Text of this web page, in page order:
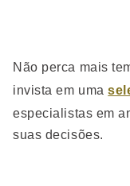
Não perca mais
invista em uma
especialistas em
suas decisões.